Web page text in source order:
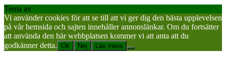
Tema av
Vi använder cookies för att se till att vi ger dig den bästa upplevelsen
på vår hemsida och sajten innehåller annonslänkar. Om du fortsätter
att använda den här webbplatsen kommer vi att anta att du
godkänner detta. Ok Nej Läs mera